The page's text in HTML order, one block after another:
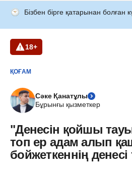
Бізбен бірге қатарынан болған
18+
ҚОҒАМ
Сәке Қанатұлы
Бұрынғы қызметкер
"Денесін қойшы
топ ер адам алып
бойжеткеннің